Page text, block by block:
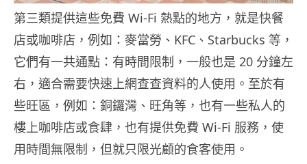
第三類提供這些免費 Wi-Fi 熱點的地方，就是快餐
店或咖啡店，例如：麥當勞、KFC、Starbucks 等，
它們有一共通點：有時間限制，一般也是 20 分鐘左
右，適合需要快速上網查查資料的人使用。至於有
些旺區，例如：銅鑼灣、旺角等，也有一些私人的
樓上咖啡店或食肆，也有提供免費 Wi-Fi 服務，使
用時間無限制，但就只限光顧的食客使用。